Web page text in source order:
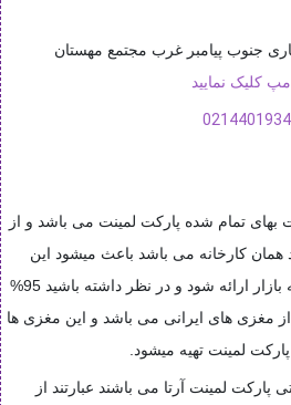
جنوب پیامبر غرب مجتمع مهستان
کلیک نمایید
درصد قیمت بهای تمام شده پارکت لمینت می باشد و از
همان کارخانه می باشد باعث میشود این
محصول با قیمت مناسب تری به بازار ارائه شود و در نظر داشته باشید 95%
مغزی های ایرانی می باشد و این مغزی ها
لمینت تهیه میشود.
پارکت لمینت آرتا می باشند عبارتند از